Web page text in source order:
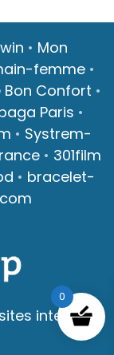
• Mon
femme•
Bon Confort •
Paris •
• Systrem-
• 301film
• bracelet-
0
internet